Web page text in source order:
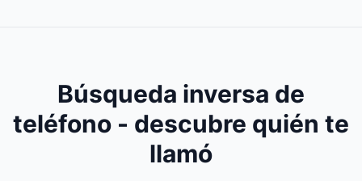
Búsqueda inversa de
teléfono - descubre quién te
llamó